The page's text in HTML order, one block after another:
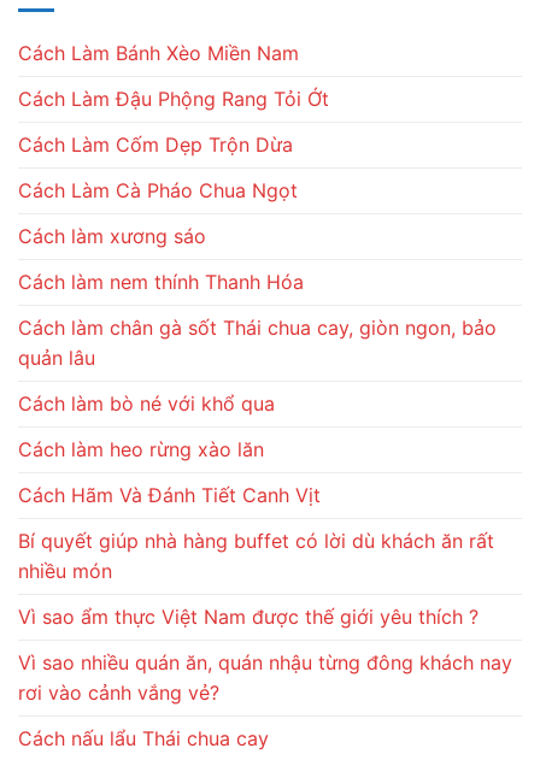
Cách Làm Bánh Xèo Miền Nam
Cách Làm Đậu Phộng Rang Tỏi Ớt
Cách Làm Cốm Dẹp Trộn Dừa
Cách Làm Cà Pháo Chua Ngọt
Cách làm xương sáo
Cách làm nem thính Thanh Hóa
Cách làm chân gà sốt Thái chua cay, giòn ngon, bảo
quản lâu
Cách làm bò né với khổ qua
Cách làm heo rừng xào lăn
Cách Hãm Và Đánh Tiết Canh Vịt
Bí quyết giúp nhà hàng buffet có lời dù khách ăn rất
nhiều món
Vì sao ẩm thực Việt Nam được thế giới yêu thích ?
Vì sao nhiều quán ăn, quán nhậu từng đông khách nay
rơi vào cảnh vắng vẻ?
Cách nấu lẩu Thái chua cay